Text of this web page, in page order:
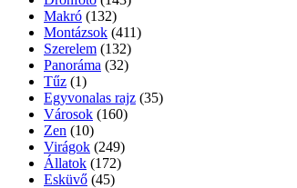
Makró (132)
Montázsok (411)
Szerelem (132)
Panoráma (32)
Tűz (1)
Egyvonalas rajz (35)
Városok (160)
Zen (10)
Virágok (249)
Állatok (172)
Esküvő (45)